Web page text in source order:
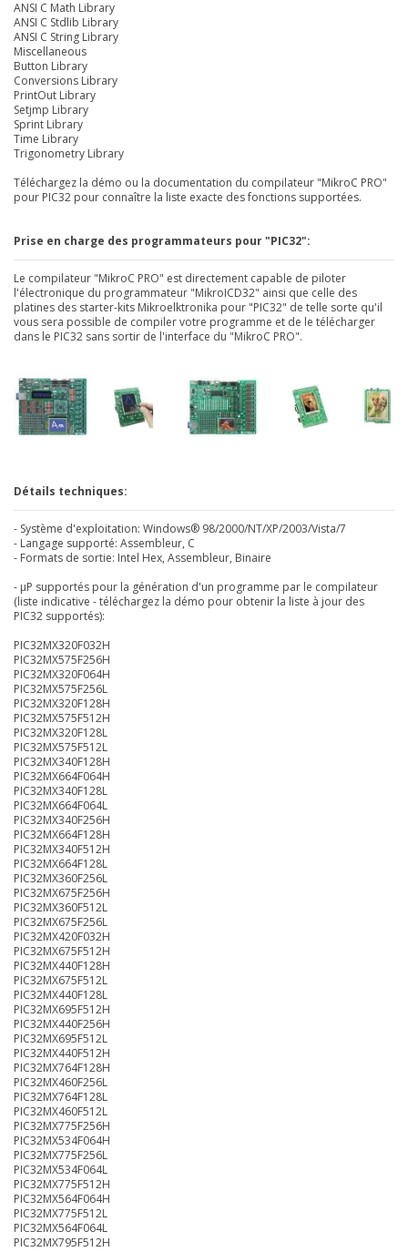
ANSI C Math Library
ANSI C Stdlib Library
ANSI C String Library
Miscellaneous
Button Library
Conversions Library
PrintOut Library
Setjmp Library
Sprint Library
Time Library
Trigonometry Library
Téléchargez la démo ou la documentation du compilateur "MikroC PRO"
pour PIC32 pour connaître la liste exacte des fonctions supportées.
Prise en charge des programmateurs pour "PIC32":
Le compilateur "MikroC PRO" est directement capable de piloter
l'électronique du programmateur "MikroICD32" ainsi que celle des
platines des starter-kits Mikroelktronika pour "PIC32" de telle sorte qu'il
vous sera possible de compiler votre programme et de le télécharger
dans le PIC32 sans sortir de l'interface du "MikroC PRO".
Détails techniques:
- Système d'exploitation: Windows® 98/2000/NT/XP/2003/Vista/7
- Langage supporté: Assembleur, C
- Formats de sortie: Intel Hex, Assembleur, Binaire
- µP supportés pour la génération d'un programme par le compilateur
(liste indicative - téléchargez la démo pour obtenir la liste à jour des
PIC32 supportés):
PIC32MX320F032H
PIC32MX575F256H
PIC32MX320F064H
PIC32MX575F256L
PIC32MX320F128H
PIC32MX575F512H
PIC32MX320F128L
PIC32MX575F512L
PIC32MX340F128H
PIC32MX664F064H
PIC32MX340F128L
PIC32MX664F064L
PIC32MX340F256H
PIC32MX664F128H
PIC32MX340F512H
PIC32MX664F128L
PIC32MX360F256L
PIC32MX675F256H
PIC32MX360F512L
PIC32MX675F256L
PIC32MX420F032H
PIC32MX675F512H
PIC32MX440F128H
PIC32MX675F512L
PIC32MX440F128L
PIC32MX695F512H
PIC32MX440F256H
PIC32MX695F512L
PIC32MX440F512H
PIC32MX764F128H
PIC32MX460F256L
PIC32MX764F128L
PIC32MX460F512L
PIC32MX775F256H
PIC32MX534F064H
PIC32MX775F256L
PIC32MX534F064L
PIC32MX775F512H
PIC32MX564F064H
PIC32MX775F512L
PIC32MX564F064L
PIC32MX795F512H